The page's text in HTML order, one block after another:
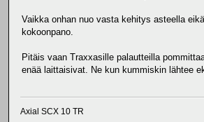
Vaikka onhan nuo vasta kehitys asteella
kokoonpano.
Pitäis vaan Traxxasille palautteilla
enää laittaisivat. Ne kun kummiskin lähtee
Axial SCX 10 TR